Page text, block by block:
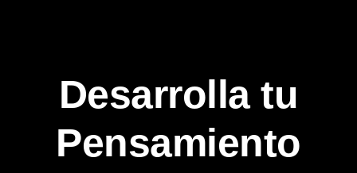
Desarrolla tu
Pensamiento